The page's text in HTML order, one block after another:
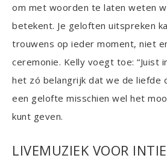
om met woorden te laten weten
betekent. Je geloften uitspreken
trouwens op ieder moment, niet
ceremonie. Kelly voegt toe: “Juist
het zó belangrijk dat we de liefde
een gelofte misschien wel het
kunt geven.
LIVEMUZIEK VOOR